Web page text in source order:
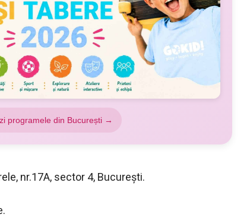
programele din București →
nr.17A, sector 4, Bucureşti.